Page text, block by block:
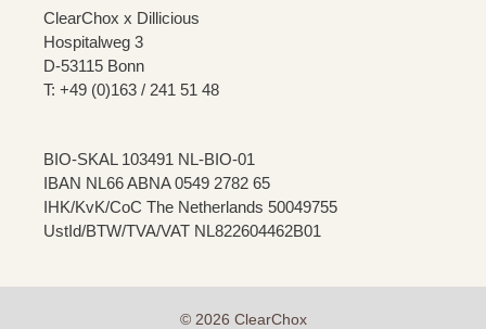
ClearChox x Dillicious
Hospitalweg 3
D-53115 Bonn
T: +49 (0)163 / 241 51 48
BIO-SKAL 103491 NL-BIO-01
IBAN NL66 ABNA 0549 2782 65
IHK/KvK/CoC The Netherlands 50049755
UstId/BTW/TVA/VAT NL822604462B01
© 2026 ClearChox